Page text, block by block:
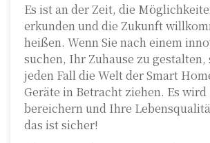
Es ist an der Zeit, die
erkunden und die Zukunft
heißen. Wenn Sie nach einem
suchen, Ihr Zuhause zu gestalten,
jeden Fall die Welt der Smart
Geräte in Betracht ziehen. Es
bereichern und Ihre
das ist sicher!